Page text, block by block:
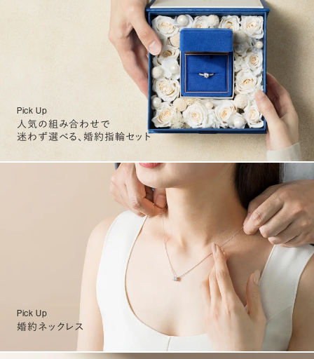
Pick Up
人気の組み合わせで
迷わず選べる、婚約指輪セット
Pick Up
婚約ネックレス